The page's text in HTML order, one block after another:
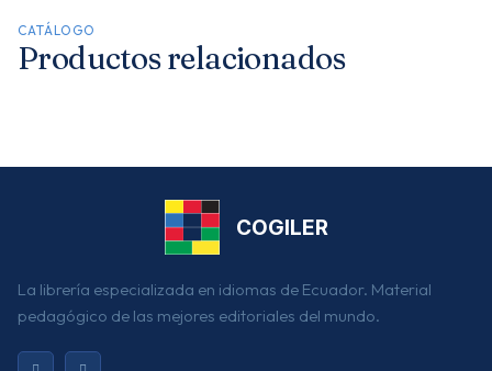
CATÁLOGO
Productos relacionados
COGILER
La librería especializada en idiomas de Ecuador. Material
pedagógico de las mejores editoriales del mundo.